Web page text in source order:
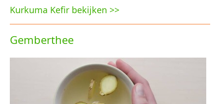
Kurkuma Kefir bekijken >>
Gemberthee